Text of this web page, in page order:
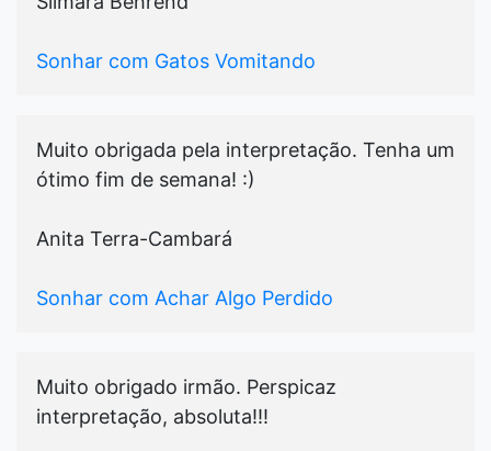
Sonhar com Gatos Vomitando
Muito obrigada pela interpretação. Tenha um
ótimo fim de semana! :)
Anita Terra-Cambará
Sonhar com Achar Algo Perdido
Muito obrigado irmão. Perspicaz
interpretação, absoluta!!!